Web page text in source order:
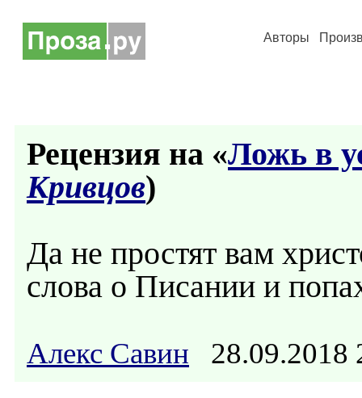
Авторы
Рецензия на «Ложь в
Кривцов)
Да не простят вам
слова о Писании и
Алекс Савин